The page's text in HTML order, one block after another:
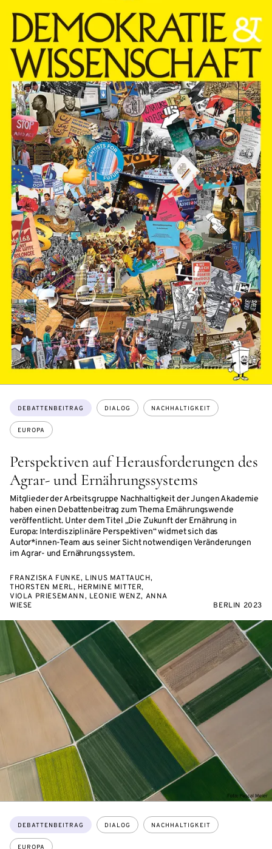
Perspektiven auf Herausforderungen des
Agrar- und Ernährungssystems
Mitglieder der Arbeitsgruppe Nachhaltigkeit der Jungen Akademie
haben einen Debattenbeitrag zum Thema Ernährungswende
veröffentlicht. Unter dem Titel „Die Zukunft der Ernährung in
Europa: Interdisziplinäre Perspektiven“ widmet sich das
Autor*innen-Team aus seiner Sicht notwendigen Veränderungen
im Agrar- und Ernährungssystem.
Themen:
DEBATTENBEITRAG DIALOG NACHHALTIGKEIT
EUROPA
FRANZISKA FUNKE, LINUS MATTAUCH,
THORSTEN MERL, HERMINE MITTER,
VIOLA PRIESEMANN, LEONIE WENZ, ANNA
WIESE
BERLIN 2023
Themen:
DEBATTENBEITRAG DIALOG NACHHALTIGKEIT